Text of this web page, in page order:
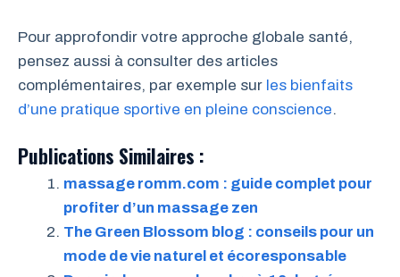
Pour approfondir votre approche globale santé,
pensez aussi à consulter des articles
complémentaires, par exemple sur les bienfaits
d’une pratique sportive en pleine conscience.
Publications Similaires :
massage romm.com : guide complet pour
profiter d’un massage zen
The Green Blossom blog : conseils pour un
mode de vie naturel et écoresponsable